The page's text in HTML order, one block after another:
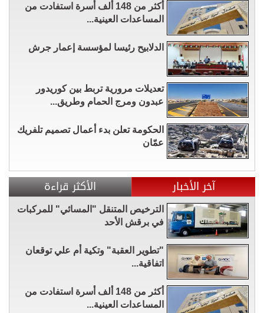
أكثر من 148 ألف أسرة استفادت من
المساعدات العينية...
الدلابيح رئيسا لمؤسسة إعمار جرش
تعديلات مرورية تربط بين كوريدور
عبدون ومرج الحمام وطريق...
الحكومة تعلن بدء أعمال تصميم تلفريك
عمّان
آخر الأخبار الأكثر قراءة
الترخيص المتنقل "المسائي" للمركبات
في برقش الأحد
"تطوير العقبة" وتكية أم علي توقعان
اتفاقية...
أكثر من 148 ألف أسرة استفادت من
المساعدات العينية...